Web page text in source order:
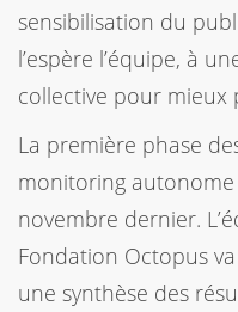
sensibilisation du
l’espère l’équipe, à
collective pour mieux
La première phase
monitoring autonome
novembre dernier.
Fondation Octopus
une synthèse des